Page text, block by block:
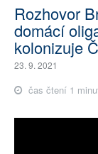
Rozhovor
domácí
kolonizuje
23. 9. 2021
čas čtení 1